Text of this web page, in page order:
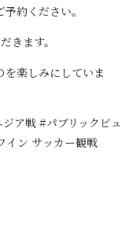
約ください。
きます。
楽しみにしていま
ア戦 #パブリックビュ
ン サッカー観戦